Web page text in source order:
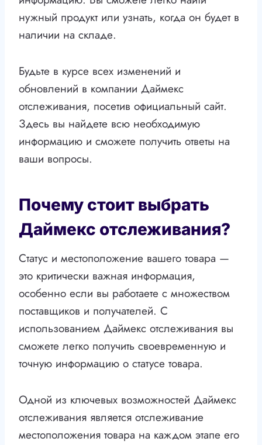
нужный продукт или узнать, когда он будет в
наличии на складе.
Будьте в курсе всех изменений и
обновлений в компании Даймекс
отслеживания, посетив официальный сайт.
Здесь вы найдете всю необходимую
информацию и сможете получить ответы на
ваши вопросы.
Почему стоит выбрать
Даймекс отслеживания?
Статус и местоположение вашего товара —
это критически важная информация,
особенно если вы работаете с множеством
поставщиков и получателей. С
использованием Даймекс отслеживания вы
сможете легко получить своевременную и
точную информацию о статусе товара.
Одной из ключевых возможностей Даймекс
отслеживания является отслеживание
местоположения товара на каждом этапе его